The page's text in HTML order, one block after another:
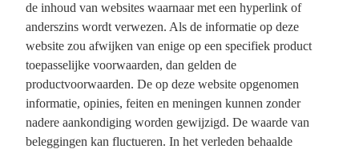
de inhoud van websites waarnaar met een hyperlink of
anderszins wordt verwezen. Als de informatie op deze
website zou afwijken van enige op een specifiek product
toepasselijke voorwaarden, dan gelden de
productvoorwaarden. De op deze website opgenomen
informatie, opinies, feiten en meningen kunnen zonder
nadere aankondiging worden gewijzigd. De waarde van
beleggingen kan fluctueren. In het verleden behaalde